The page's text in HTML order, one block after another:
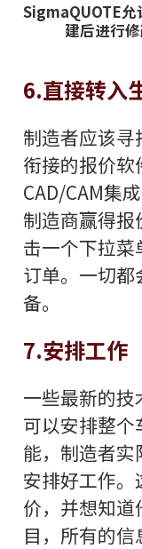
SigmaQUOTE允
建后进行
6.直接转入
制造者应该
衔接的报价软
CAD/CAM集
制造商赢得
击一个下拉
订单。一切
备。
7.安排工作
一些最新的
可以安排整
能，制造者
安排好工作
价，并想知
目，所有的信